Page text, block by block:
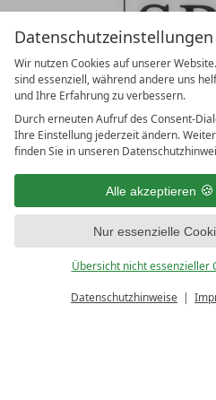
Datenschutzeinstellungen
Wir nutzen Cookies auf unserer
sind essenziell, während andere uns
und Ihre Erfahrung zu verbessern.
Durch erneuten Aufruf des Consent-
Ihre Einstellung jederzeit ändern.
finden Sie in unseren
Alle akzeptieren
Nur essenzielle
Übersicht nicht essenzieller
Datenschutzhinweise
GUTSCHEINE & MEHR ALLE
LEADING SPA
10. Oktober
T +43
UNSERE